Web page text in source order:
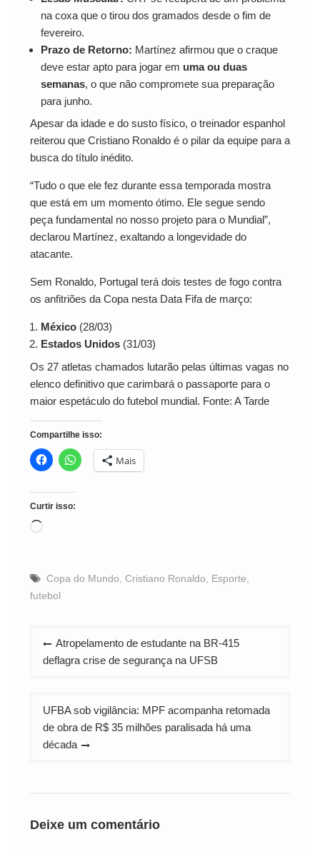
na coxa que o tirou dos gramados desde o fim de
fevereiro.
Prazo de Retorno: Martínez afirmou que o craque
deve estar apto para jogar em uma ou duas
semanas, o que não compromete sua preparação
para junho.
Apesar da idade e do susto físico, o treinador espanhol
reiterou que Cristiano Ronaldo é o pilar da equipe para a
busca do título inédito.
“Tudo o que ele fez durante essa temporada mostra
que está em um momento ótimo. Ele segue sendo
peça fundamental no nosso projeto para o Mundial”,
declarou Martínez, exaltando a longevidade do
atacante.
Sem Ronaldo, Portugal terá dois testes de fogo contra
os anfitriões da Copa nesta Data Fifa de março:
México(28/03)
Estados Unidos(31/03)
Os 27 atletas chamados lutarão pelas últimas vagas no
elenco definitivo que carimbará o passaporte para o
maior espetáculo do futebol mundial. Fonte: A Tarde
Compartilhe isso:
Mais
Curtir isso:
Carregando...
Copa do Mundo Cristiano Ronaldo Esporte
futebol
Navegação
de
Atropelamento de estudante na BR-415
deflagra crise de segurança na UFSB
UFBA sob vigilância: MPF acompanha retomada
de obra de R$ 35 milhões paralisada há uma
década
Deixe um comentário